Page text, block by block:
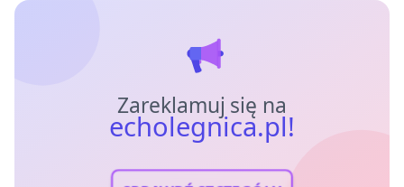
Zareklamuj się na
echolegnica.pl!